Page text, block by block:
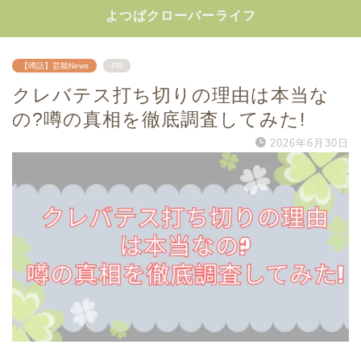
よつばクローバーライフ
【噂話】芸能News PR
クレバテス打ち切りの理由は本当な
の?噂の真相を徹底調査してみた!
2026年6月30日